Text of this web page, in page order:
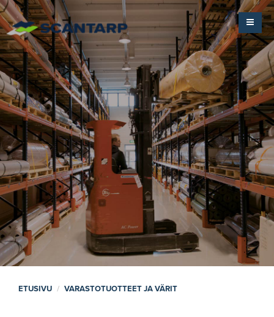
ETUSIVU VARASTOTUOTTEET JA VÄRIT